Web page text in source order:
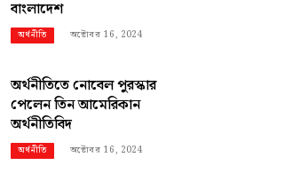
বাংলাদেশ
অর্থনীতি অক্টোবর 16, 2024
অর্থনীতিতে নোবেল পুরস্কার
পেলেন তিন আমেরিকান
অর্থনীতিবিদ
অর্থনীতি অক্টোবর 16, 2024